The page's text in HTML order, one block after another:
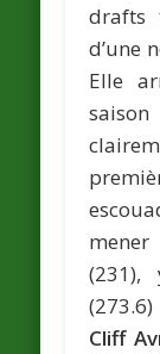
drafts
d’une
Elle
(231),
Cliff